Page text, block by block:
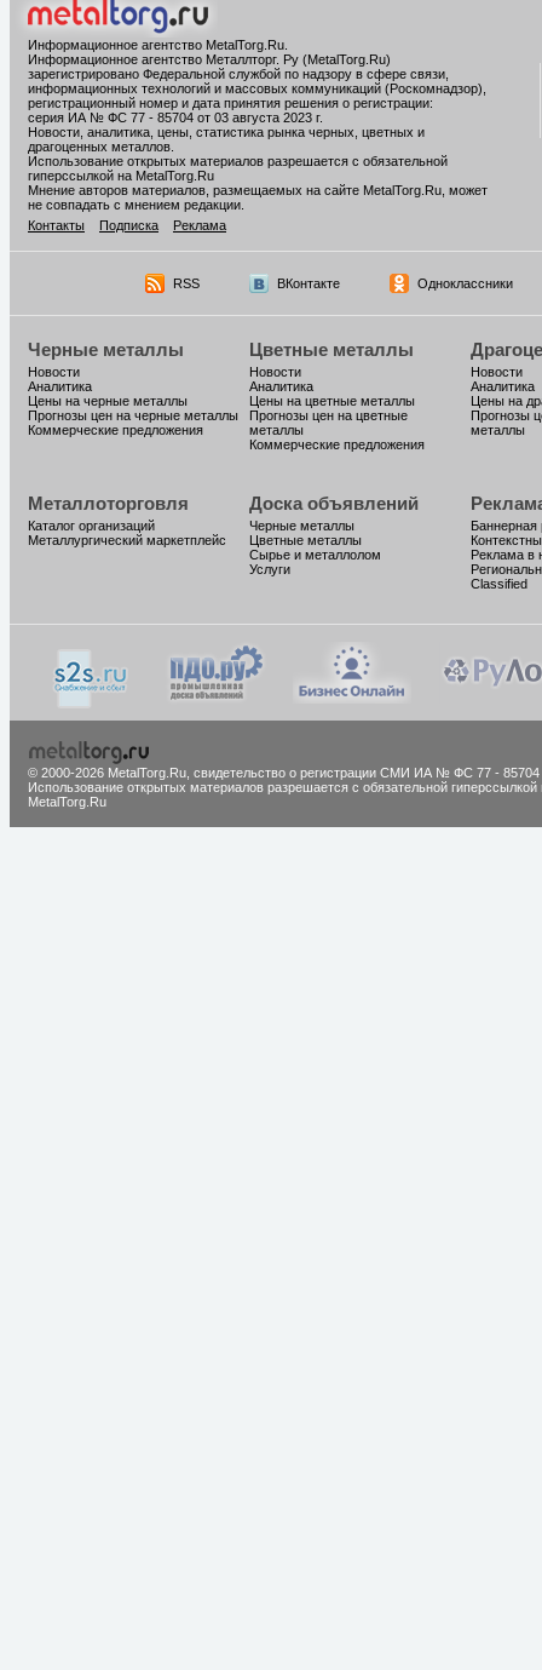
Информационное агентство MetalTorg.Ru
Информационное агентство Металлторг. Ру (MetalTorg.Ru)
зарегистрировано Федеральной службой по надзору в сфере связи,
информационных технологий и массовых коммуникаций (Роскомнадзор),
регистрационный номер и дата принятия решения о регистрации:
серия ИА № ФС 77 - 85704 от 03 августа 2023 г.
Новости, аналитика, цены, статистика рынка черных, цветных и
драгоценных металлов.
Использование открытых материалов разрешается с обязательной
гиперссылкой на MetalTorg.Ru
Мнение авторов материалов, размещаемых на сайте MetalTorg.Ru, может
не совпадать с мнением редакции.
Контакты
Подписка Реклама
RSS ВКонтакте Одноклассники
Черные металлы
Новости
Аналитика
Цены на черные металлы
Прогнозы цен на черные металлы
Коммерческие предложения
Цветные металлы
Новости
Аналитика
Цены на цветные металлы
Прогнозы цен на цветные
металлы
Коммерческие предложения
Новости
Аналитика
Цены на
Прогнозы
металлы
Металлоторговля
Каталог организаций
Металлургический маркетплейс
Доска объявлений
Черные металлы
Цветные металлы
Сырье и металлолом
Услуги
Баннерная
Реклама в
Classified
© 2000-2026 MetalTorg.Ru, cвидетельство о регистрации СМИ ИА № ФС 77 - 85704
Использование открытых материалов разрешается с обязательной гиперссылкой
MetalTorg.Ru